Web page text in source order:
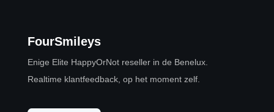
FourSmileys
Enige Elite HappyOrNot reseller in de Benelux.
Realtime klantfeedback, op het moment zelf.